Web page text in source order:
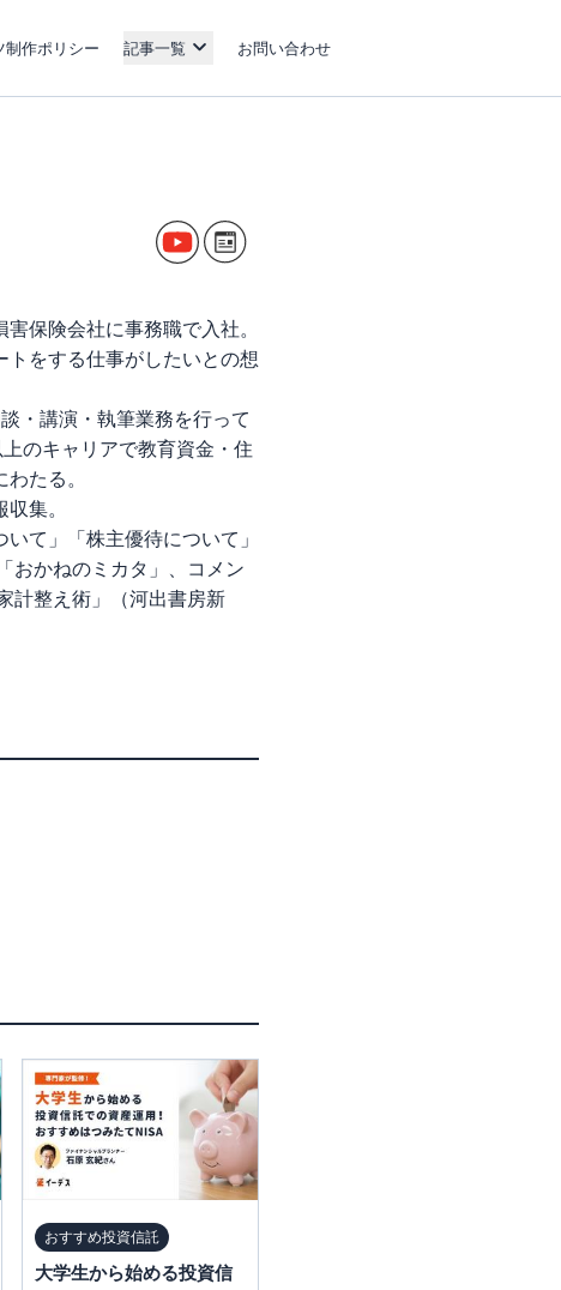
制作ポリシー 記事一覧 お問い合わせ
保険会社に事務職で入社。
トをする仕事がしたいとの想
講演・執筆業務を行って
のキャリアで教育資金・住
たる。
集。
て」「株主優待について」
おかねのミカタ」、コメン
計整え術」（河出書房新
おすすめ投資信託
大学生から始める投資信